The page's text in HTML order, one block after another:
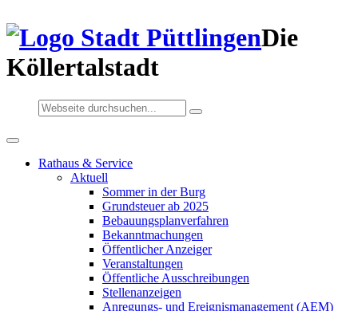
Die
Köllertalstadt
Rathaus & Service
Aktuell
Sommer in der Burg
Grundsteuer ab 2025
Bebauungsplanverfahren
Bekanntmachungen
Öffentlicher Anzeiger
Veranstaltungen
Öffentliche Ausschreibungen
Stellenanzeigen
Anregungs- und Ereignismanagement (AEM)